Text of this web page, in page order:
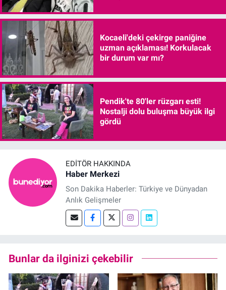
Kocaeli'deki çekirge paniğine
uzman açıklaması! Korkulacak
bir durum var mı?
Pendik'te 80'ler rüzgarı esti!
Nostalji dolu buluşma büyük ilgi
gördü
EDITÖR HAKKINDA
Haber Merkezi
Son Dakika Haberler: Türkiye ve Dünyadan
Anlık Gelişmeler
Bunlar da ilginizi çekebilir